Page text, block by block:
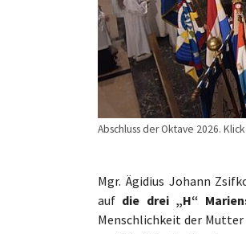
Abschluss der Oktave 2026.
Mgr. Ägidius Johann
auf die drei „H“
Menschlichkeit der Mutter